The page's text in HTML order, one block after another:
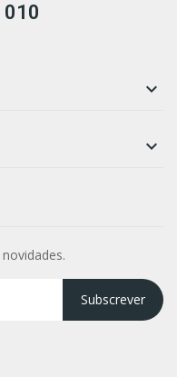


Subscrever